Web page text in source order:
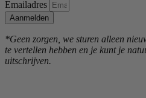
Emailadres
Aanmelden
*Geen zorgen, we sturen alleen
te vertellen hebben en je kunt je
uitschrijven.